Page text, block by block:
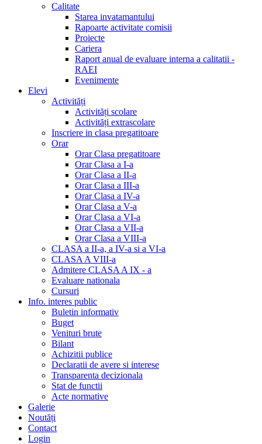
Calitate
Starea invatamantului
Rapoarte activitate comisii
Proiecte
Cariera
Raport anual de evaluare interna a calitatii -
RAEI
Evenimente
Elevi
Activități
Activități scolare
Activități extrascolare
Inscriere in clasa pregatitoare
Orar
Orar Clasa pregatitoare
Orar Clasa a I-a
Orar Clasa a II-a
Orar Clasa a III-a
Orar Clasa a IV-a
Orar Clasa a V-a
Orar Clasa a VI-a
Orar Clasa a VII-a
Orar Clasa a VIII-a
CLASA a II-a, a IV-a si a VI-a
CLASA A VIII-a
Admitere CLASA A IX - a
Evaluare nationala
Cursuri
Info. interes public
Buletin informativ
Buget
Venituri brute
Bilant
Achizitii publice
Declaratii de avere si interese
Transparenta decizionala
Stat de functii
Acte normative
Galerie
Noutăți
Contact
Login